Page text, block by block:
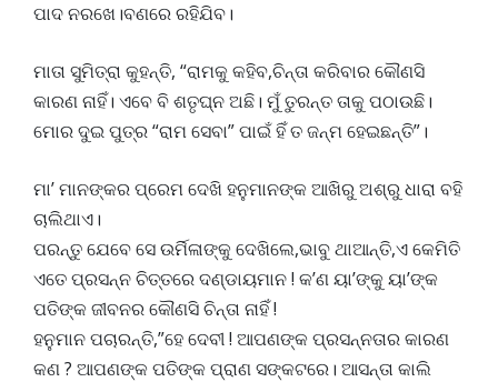
ପାଦ ନରଖେ।ବଣରେ ରହିଯିବ।
ମାତା ସୁମିତ୍ରା କୁହନ୍ତି, “ରାମକୁ କହିବ,ଚିନ୍ତା କରିବାର କୌଣସି
କାରଣ ନାହିଁ। ଏବେ ବି ଶତୃଘ୍ନ ଅଛି। ମୁଁ ତୁରନ୍ତ ତାକୁ ପଠାଉଛି।
ମୋର ଦୁଇ ପୁତ୍ର “ରାମ ସେବା” ପାଇଁ ହିଁ ତ ଜନ୍ମ ହେଇଛନ୍ତି”।
ମା’ ମାନଙ୍କର ପ୍ରେମ ଦେଖି ହନୁମାନଙ୍କ ଆଖିରୁ ଅଶ୍ରୁ ଧାରା ବହି
ଚାଲିଥାଏ।
ପରନ୍ତୁ ଯେବେ ସେ ଉର୍ମିଳାଙ୍କୁ ଦେଖିଲେ,ଭାବୁ ଥାଆନ୍ତି,ଏ କେମିତି
ଏତେ ପ୍ରସନ୍ନ ଚିତ୍ତରେ ଦଣ୍ଡାୟମାନ ! କ’ଣ ୟା’ଙ୍କୁ ୟା’ଙ୍କ
ପତିଙ୍କ ଜୀବନର କୌଣସି ଚିନ୍ତା ନାହିଁ !
ହନୁମାନ ପଚାରନ୍ତି,”ହେ ଦେବୀ ! ଆପଣଙ୍କ ପ୍ରସନ୍ନତାର କାରଣ
କଣ ? ଆପଣଙ୍କ ପତିଙ୍କ ପ୍ରାଣ ସଙ୍କଟରେ। ଆସନ୍ତା କାଲି